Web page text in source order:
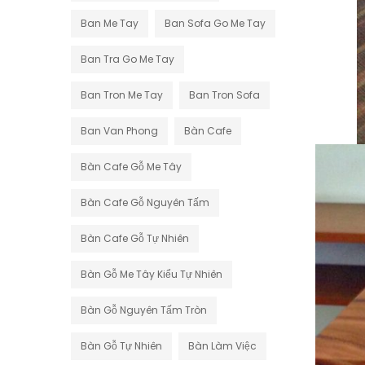
Ban Me Tay Ban Sofa Go Me Tay
Ban Tra Go Me Tay
Ban Tron Me Tay Ban Tron Sofa
Ban Van Phong Bàn Cafe
Bàn Cafe Gỗ Me Tây
Bàn Cafe Gỗ Nguyên Tấm
Bàn Cafe Gỗ Tự Nhiên
Bàn Gỗ Me Tây Kiểu Tự Nhiên
Bàn Gỗ Nguyên Tấm Tròn
Bàn Gỗ Tự Nhiên Bàn Làm Việc